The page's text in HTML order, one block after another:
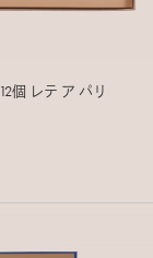
個 レテ ア パリ